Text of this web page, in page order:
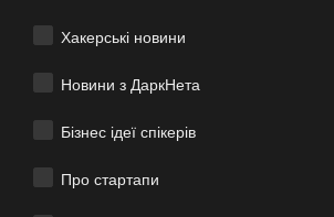
Хакерські новини
Новини з ДаркНета
Бізнес ідеї спікерів
Про стартапи